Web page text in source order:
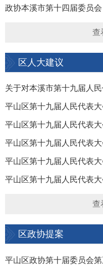
办理情况的答复
政协本溪市第十四届委员
查
区人大建议
关于对本溪市第十九届人
6010号建议办理情况的答
平山区第十九届人民代表
议办理情况的答复
平山区第十九届人民代表
议办理情况的答复
平山区第十九届人民代表
议办理情况的答复
平山区第十九届人民代表
议办理情况的答复
平山区第十九届人民代表
查
区政协提案
平山区政协第十届委员会